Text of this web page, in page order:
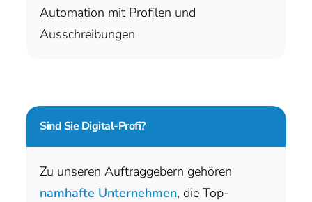
Automation mit Profilen und
Ausschreibungen
Sind Sie Digital-Profi?
Zu unseren Auftraggebern gehören
namhafte Unternehmen, die Top-